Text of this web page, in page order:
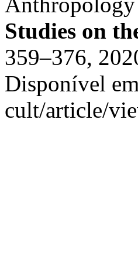
Studies on
359–376,
Disponível
cult/article/